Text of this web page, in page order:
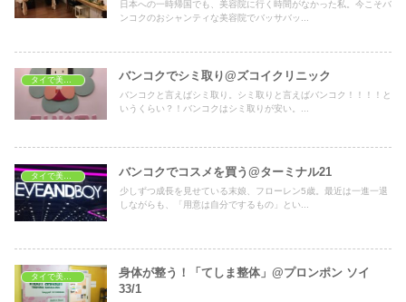
日本への一時帰国でも、美容院に行く時間がなかった私。今こそバ
ンコクのおシャンティな美容院でバッサバッ...
タイで美容・健康 バンコクでシミ取り@ズコイクリニック
バンコクと言えばシミ取り。シミ取りと言えばバンコク！！！！と
いうくらい？！バンコクはシミ取りが安い。...
バンコクでコスメを買う@ターミナル21
少しずつ成長を見せている末娘、フローレン5歳。最近は一進一退
しながらも、「用意は自分でするもの」とい...
タイで美容・健康
身体が整う！「てしま整体」@プロンポン ソイ
33/1